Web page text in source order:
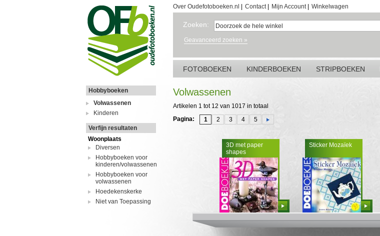
Over Oudefotoboeken.nl Contact| Mijn Account| Winkelwagen
Zoeken:
Geavanceerd zoeken »
FOTOBOEKEN KINDERBOEKEN STRIPBOEKEN
Hobbyboeken
Volwassenen
Kinderen
Verfijn resultaten
Woonplaats
Diversen
Hobbyboeken voor
kinderen/volwassenen
Hobbyboeken voor
volwassenen
Hoedekenskerke
Niet van Toepassing
Volwassenen
Artikelen 1 tot 12 van 1017 in totaal
Pagina:
1 2 3 4 5
3D met paper
shapes
Bestellen
Sticker Mozaïek
Bestellen